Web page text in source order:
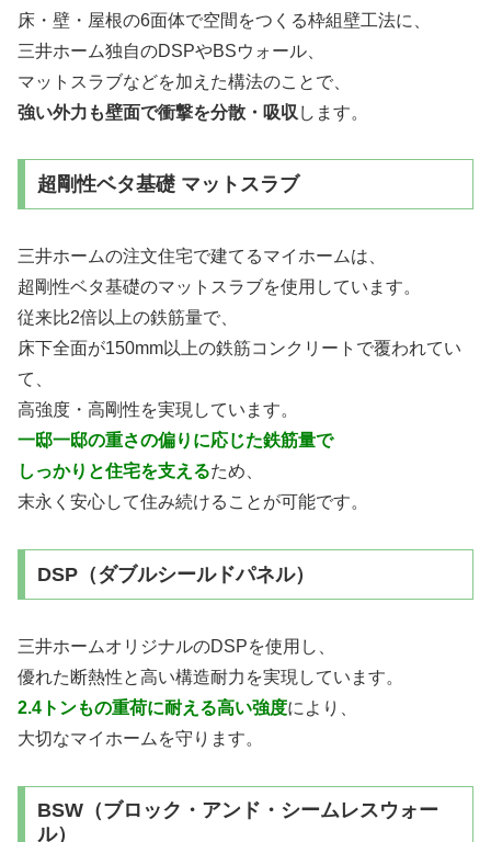
床・壁・屋根の6面体で空間をつくる枠組壁工法に、
三井ホーム独自のDSPやBSウォール、
マットスラブなどを加えた構法のことで、
強い外力も壁面で衝撃を分散・吸収 します。
超剛性ベタ基礎 マットスラブ
三井ホームの注文住宅で建てるマイホームは、
超剛性ベタ基礎のマットスラブを使用しています。
従来比2倍以上の鉄筋量で、
床下全面が150mm以上の鉄筋コンクリートで覆われてい
て、
高強度・高剛性を実現しています。
一邸一邸の重さの偏りに応じた鉄筋量で
しっかりと住宅を支えるため、
末永く安心して住み続けることが可能です。
DSP（ダブルシールドパネル）
三井ホームオリジナルのDSPを使用し、
優れた断熱性と高い構造耐力を実現しています。
2.4トンもの重荷に耐える高い強度により、
大切なマイホームを守ります。
BSW（ブロック・アンド・シームレスウォー
ル）